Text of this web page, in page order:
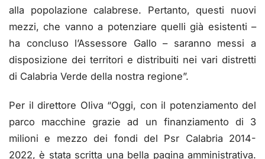
alla popolazione calabrese. Pertanto, questi nuovi
mezzi, che vanno a potenziare quelli già esistenti –
ha concluso l’Assessore Gallo – saranno messi a
disposizione dei territori e distribuiti nei vari distretti
di Calabria Verde della nostra regione”.
Per il direttore Oliva “Oggi, con il potenziamento del
parco macchine grazie ad un finanziamento di 3
milioni e mezzo dei fondi del Psr Calabria 2014-
2022, è stata scritta una bella pagina amministrativa.